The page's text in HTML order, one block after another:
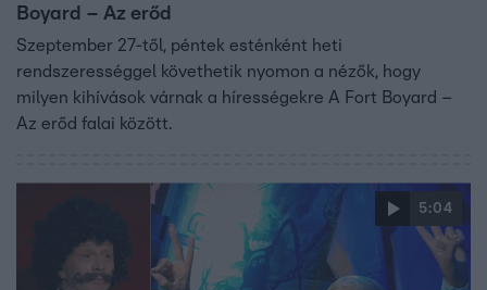
Boyard – Az erőd
Szeptember 27-től, péntek esténként heti
rendszerességgel követhetik nyomon a nézők, hogy
milyen kihívások várnak a hírességekre A Fort Boyard –
Az erőd falai között.
5:04